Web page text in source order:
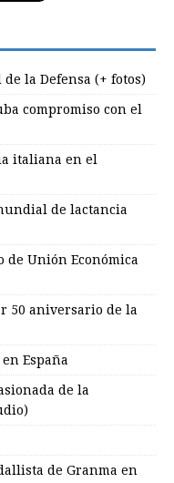
la Defensa (+ fotos)
compromiso con el
italiana en el
de lactancia
de Unión Económica
50 aniversario de la
España
de la
de Granma en